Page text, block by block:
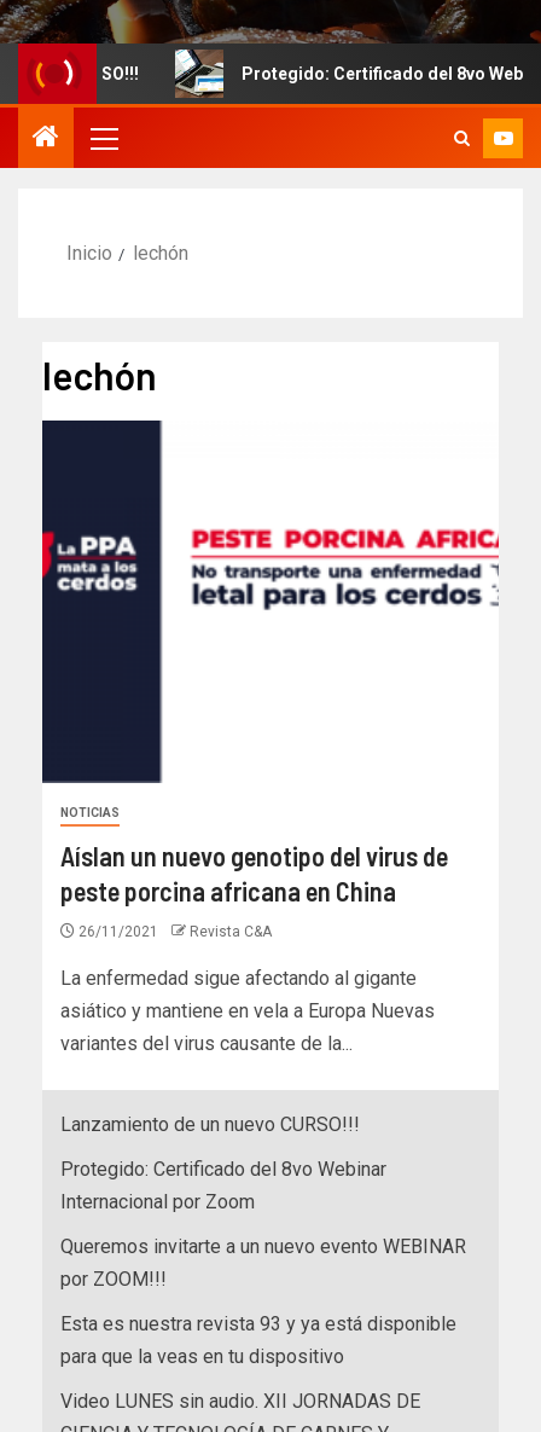
CURSO!!! Protegido: Certificado del 8vo Webinar
Inicio lechón
lechón
NOTICIAS
Aíslan un nuevo genotipo del virus de
peste porcina africana en China
26/11/2021 Revista C&A
La enfermedad sigue afectando al gigante
asiático y mantiene en vela a Europa Nuevas
variantes del virus causante de la...
Lanzamiento de un nuevo CURSO!!!
Protegido: Certificado del 8vo Webinar
Internacional por Zoom
Queremos invitarte a un nuevo evento WEBINAR
por ZOOM!!!
Esta es nuestra revista 93 y ya está disponible
para que la veas en tu dispositivo
Video LUNES sin audio. XII JORNADAS DE